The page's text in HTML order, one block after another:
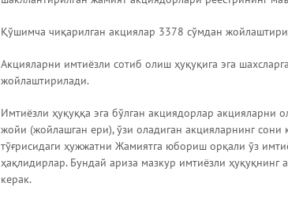
Қўшимча чиқарилган акциялар 3378 сўмдан
Акцияларни имтиёзли сотиб олиш ҳуқуқига эга
жойлаштирилади.
Имтиёзли ҳуқуққа эга бўлган акциядорлар
жойи (жойлашган ери), ўзи оладиган акцияларнинг сони
тўғрисидаги ҳужжатни Жамиятга юбориш орқали ўз
ҳақлидирлар. Бундай ариза мазкур имтиёзли
керак.